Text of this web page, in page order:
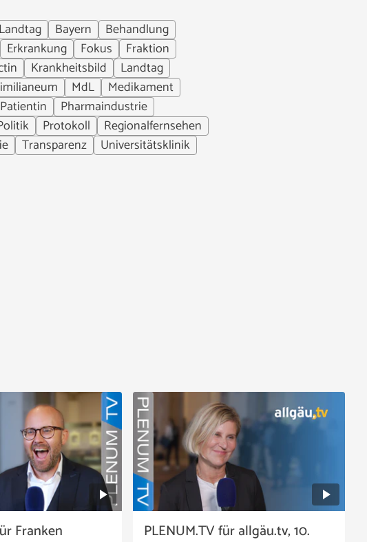
Bayern
Behandlung
Erkrankung Fokus
Fraktion
Krankheitsbild
Landtag
MdL
Medikament
Patientin
Pharmaindustrie
Protokoll
Regionalfernsehen
Transparenz
Universitätsklinik
Franken
PLENUM.TV für allgäu.tv, 10.